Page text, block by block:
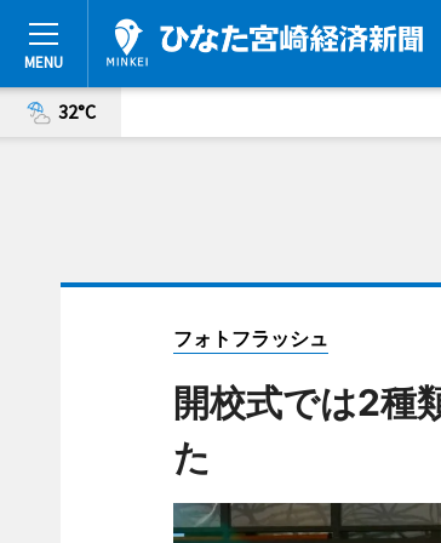
32°C
フォトフラッシュ
開校式では2種
た